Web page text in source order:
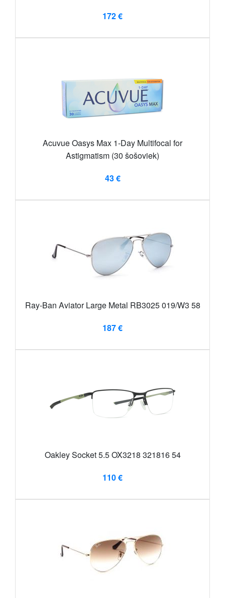
172 €
Acuvue Oasys Max 1-Day Multifocal for
Astigmatism (30 šošoviek)
43 €
Ray-Ban Aviator Large Metal RB3025 019/W3 58
187 €
Oakley Socket 5.5 OX3218 321816 54
110 €